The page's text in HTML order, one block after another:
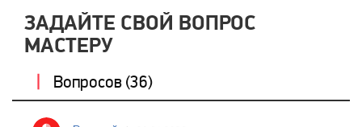
ЗАДАЙТЕ СВОЙ ВОПРОС
МАСТЕРУ
Вопросов (36)